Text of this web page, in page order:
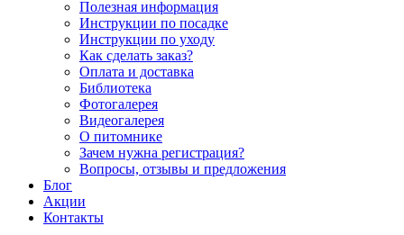
Полезная информация
Инструкции по посадке
Инструкции по уходу
Как сделать заказ?
Оплата и доставка
Библиотека
Фотогалерея
Видеогалерея
О питомнике
Зачем нужна регистрация?
Вопросы, отзывы и предложения
Блог
Акции
Контакты